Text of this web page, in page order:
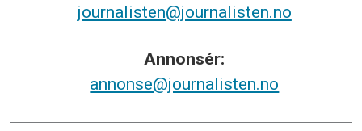
journalisten@journalisten.no
Annonsér:
annonse@journalisten.no